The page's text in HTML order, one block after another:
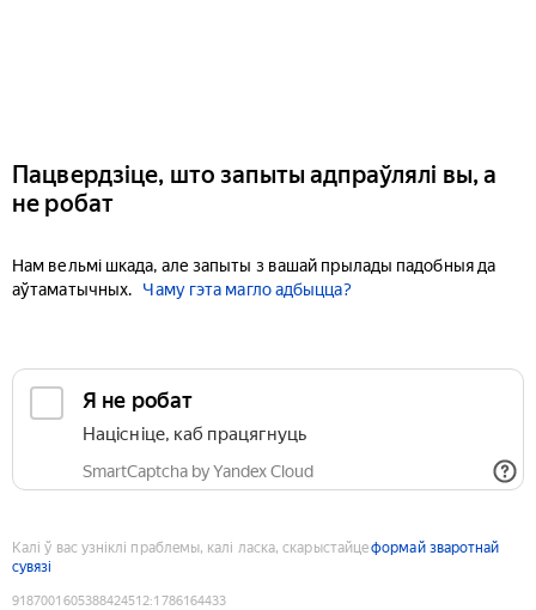
Пацвердзіце, што запыты адпраўлялі вы, а
не робат
Нам вельмі шкада, але запыты з вашай прылады падобныя да
аўтаматычных.
Чаму гэта магло адбыцца?
Я не робат
Націсніце, каб працягнуць
SmartCaptcha by Yandex Cloud
Калі ў вас узніклі праблемы, калі ласка, скарыстайцеформай зваротнай
сувязі
9187001605388424512:1786164433